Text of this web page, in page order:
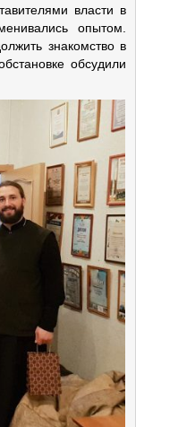
власти в
опытом.
знакомство в
обсудили